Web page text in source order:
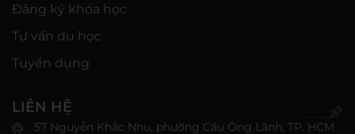
Đăng ký khóa học
Tư vấn du học
Tuyển dụng
LIÊN HỆ
57 Nguyễn Khắc Nhu, phường Cầu Ông Lãnh, TP. HCM